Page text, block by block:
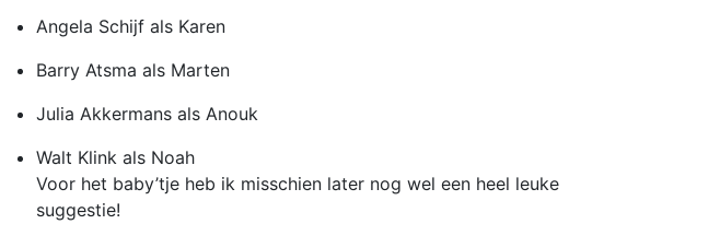
Angela Schijf als Karen
Barry Atsma als Marten
Julia Akkermans als Anouk
Walt Klink als Noah
Voor het baby’tje heb ik misschien later nog wel een heel leuke
suggestie!